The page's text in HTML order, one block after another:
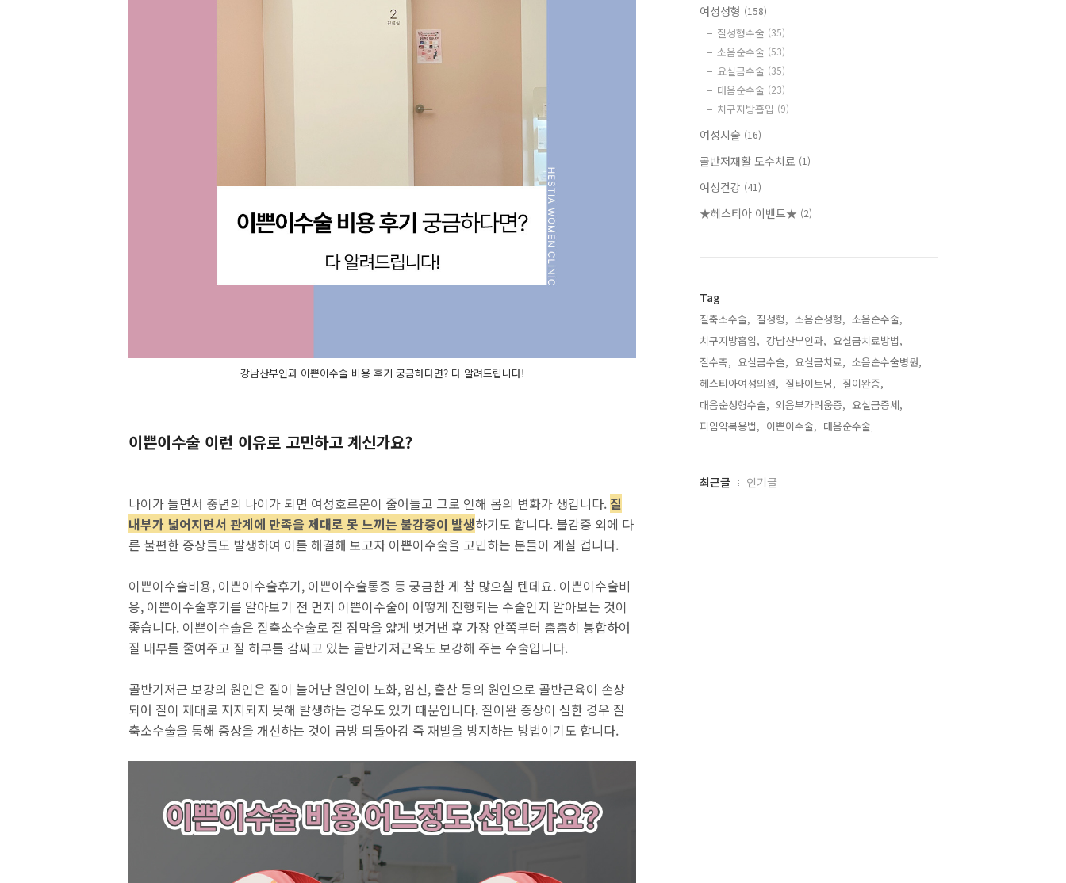
강남산부인과 이쁜이수술 비용 후기 궁금하다면? 다 알려드립니다!
이쁜이수술 이런 이유로 고민하고 계신가요?
나이가 들면서 중년의 나이가 되면 여성호르몬이 줄어들고 그로 인해 몸의 변화가 생깁니다. 질
내부가 넓어지면서 관계에 만족을 제대로 못 느끼는 불감증이 발생하기도 합니다. 불감증 외에 다
른 불편한 증상들도 발생하여 이를 해결해 보고자 이쁜이수술을 고민하는 분들이 계실 겁니다.
이쁜이수술비용, 이쁜이수술후기, 이쁜이수술통증 등 궁금한 게 참 많으실 텐데요. 이쁜이수술비
용, 이쁜이수술후기를 알아보기 전 먼저 이쁜이수술이 어떻게 진행되는 수술인지 알아보는 것이
좋습니다. 이쁜이수술은 질축소수술로 질 점막을 얇게 벗겨낸 후 가장 안쪽부터 촘촘히 봉합하여
질 내부를 줄여주고 질 하부를 감싸고 있는 골반기저근육도 보강해 주는 수술입니다.
골반기저근 보강의 원인은 질이 늘어난 원인이 노화, 임신, 출산 등의 원인으로 골반근육이 손상
되어 질이 제대로 지지되지 못해 발생하는 경우도 있기 때문입니다. 질이완 증상이 심한 경우 질
축소수술을 통해 증상을 개선하는 것이 금방 되돌아감 즉 재발을 방지하는 방법이기도 합니다.
여성성형 (158)
질성형수술 (35)
소음순수술 (53)
요실금수술 (35)
대음순수술 (23)
치구지방흡입 (9)
여성시술 (16)
골반저재활 도수치료 (1)
여성건강 (41)
★헤스티아 이벤트★ (2)
Tag
질축소수술, 질성형, 소음순성형, 소음순수술,
치구지방흡입, 강남산부인과, 요실금치료방법,
질수축, 요실금수술, 요실금치료, 소음순수술병원,
헤스티아여성의원, 질타이트닝, 질이완증,
대음순성형수술, 외음부가려움증, 요실금증세,
피임약복용법, 이쁜이수술, 대음순수술,
최
최근글 인기글